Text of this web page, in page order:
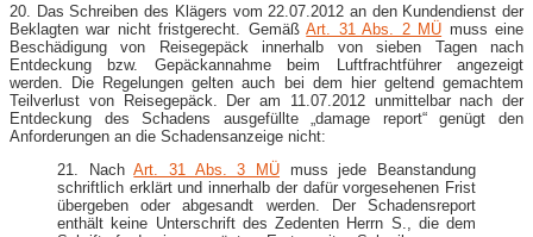
20. Das Schreiben des Klägers vom 22.07.2012 an den Kundendienst der
Beklagten war nicht fristgerecht. GemäßArt. 31 Abs. 2 MÜ muss eine
Beschädigung von Reisegepäck innerhalb von sieben Tagen nach
Entdeckung bzw. Gepäckannahme beim Luftfrachtführer angezeigt
werden. Die Regelungen gelten auch bei dem hier geltend gemachtem
Teilverlust von Reisegepäck. Der am 11.07.2012 unmittelbar nach der
Entdeckung des Schadens ausgefüllte „damage report“ genügt den
Anforderungen an die Schadensanzeige nicht:
21. NachArt. 31 Abs. 3 MÜ muss jede Beanstandung
schriftlich erklärt und innerhalb der dafür vorgesehenen Frist
übergeben oder abgesandt werden. Der Schadensreport
enthält keine Unterschrift des Zedenten Herrn S., die dem